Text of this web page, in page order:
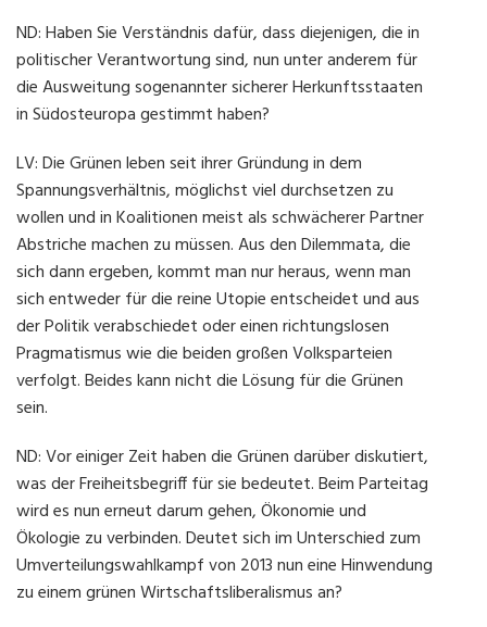
ND: Haben Sie Verständnis dafür, dass diejenigen, die in
politischer Verantwortung sind, nun unter anderem für
die Ausweitung sogenannter sicherer Herkunftsstaaten
in Südosteuropa gestimmt haben?
LV: Die Grünen leben seit ihrer Gründung in dem
Spannungsverhältnis, möglichst viel durchsetzen zu
wollen und in Koalitionen meist als schwächerer Partner
Abstriche machen zu müssen. Aus den Dilemmata, die
sich dann ergeben, kommt man nur heraus, wenn man
sich entweder für die reine Utopie entscheidet und aus
der Politik verabschiedet oder einen richtungslosen
Pragmatismus wie die beiden großen Volksparteien
verfolgt. Beides kann nicht die Lösung für die Grünen
sein.
ND: Vor einiger Zeit haben die Grünen darüber diskutiert,
was der Freiheitsbegriff für sie bedeutet. Beim Parteitag
wird es nun erneut darum gehen, Ökonomie und
Ökologie zu verbinden. Deutet sich im Unterschied zum
Umverteilungswahlkampf von 2013 nun eine Hinwendung
zu einem grünen Wirtschaftsliberalismus an?